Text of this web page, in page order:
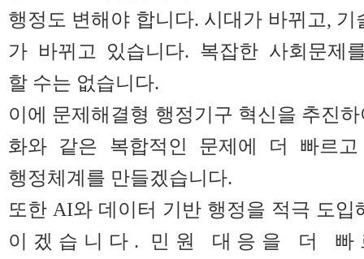
행정도 변해야 합니다. 시대가 바뀌고,
가 바뀌고 있습니다. 복잡한 사회문제
할 수는 없습니다.
이에 문제해결형 행정기구 혁신을 추진
화와 같은 복합적인 문제에 더 빠르고
행정체계를 만들겠습니다.
또한 AI와 데이터 기반 행정을 적극 도
이 겠 습 니 다 . 민 원 대 응 을 더 빠